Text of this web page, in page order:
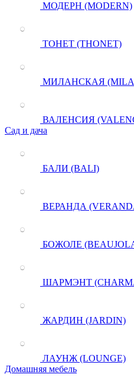
МОДЕРН (MODERN)
ТОНЕТ (THONET)
МИЛАНСКАЯ
ВАЛЕНСИЯ
Сад и дача
БАЛИ (BALI)
ВЕРАНДА
БОЖОЛЕ
ШАРМЭНТ
ЖАРДИН (JARDIN)
ЛАУНЖ (LOUNGE)
Домашняя мебель